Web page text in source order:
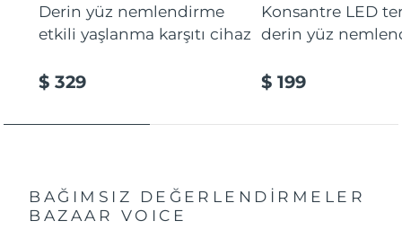
Derin yüz nemlendirme
etkili yaşlanma karşıtı cihaz
$ 329
Konsantre LED
derin yüz
$ 199
BAĞIMSIZ DEĞERLENDİRMELER
BAZAAR VOICE